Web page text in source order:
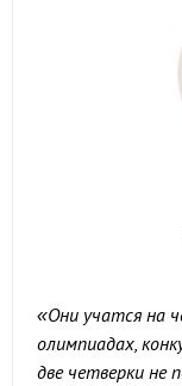
«Они учатся на
олимпиадах,
две четверки не